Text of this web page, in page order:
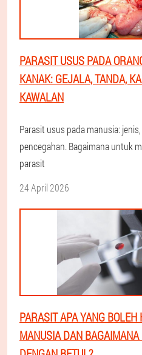
PARASIT USUS PADA
KANAK: GEJALA, TANDA,
KAWALAN
Parasit usus pada manusia:
pencegahan. Bagaimana untuk
parasit
24 April 2026
PARASIT APA YANG
MANUSIA DAN